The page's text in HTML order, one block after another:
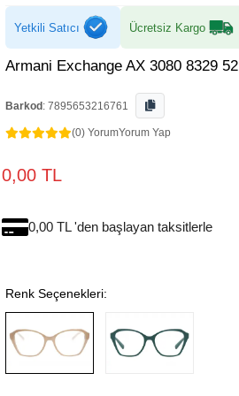
Yetkili Satıcı Ücretsiz Kargo
Armani Exchange AX 3080 8329 52
Barkod : 7895653216761
(0) YorumYorum Yap
0,00 TL
0,00 TL 'den başlayan taksitlerle
Renk Seçenekleri: